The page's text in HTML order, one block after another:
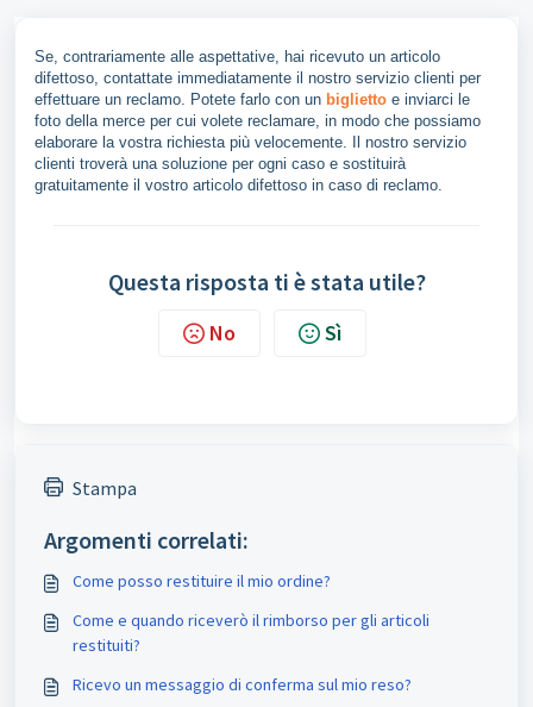
Se, contrariamente alle aspettative, hai ricevuto un articolo
difettoso, contattate immediatamente il nostro servizio clienti per
effettuare un reclamo. Potete farlo con un biglietto e inviarci le
foto della merce per cui volete reclamare, in modo che possiamo
elaborare la vostra richiesta più velocemente. Il nostro servizio
clienti troverà una soluzione per ogni caso e sostituirà
gratuitamente il vostro articolo difettoso in caso di reclamo.
Questa risposta ti è stata utile?
No Sì
Stampa
Argomenti correlati:
Come posso restituire il mio ordine?
Come e quando riceverò il rimborso per gli articoli
restituiti?
Ricevo un messaggio di conferma sul mio reso?